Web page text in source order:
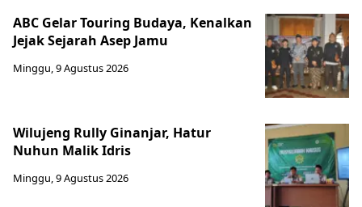
ABC Gelar Touring Budaya, Kenalkan
Jejak Sejarah Asep Jamu
Minggu, 9 Agustus 2026
Wilujeng Rully Ginanjar, Hatur
Nuhun Malik Idris
Minggu, 9 Agustus 2026